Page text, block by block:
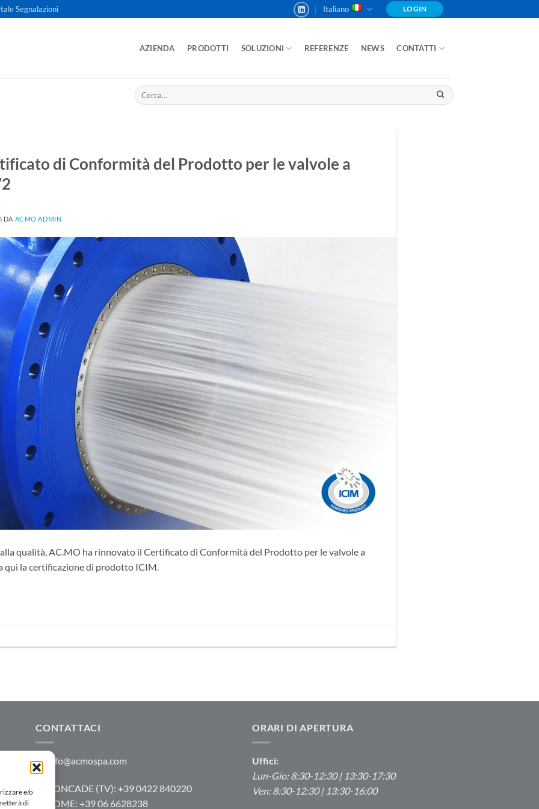
e/o
di
Segnalazioni Italiano LOGIN
AZIENDA PRODOTTI SOLUZIONI REFERENZE NEWS CONTATTI
Cerca:
di Conformità del Prodotto per le valvole a
DA ACMO ADMIN
qualità, AC.MO ha rinnovato il Certificato di Conformità del Prodotto per le valvole a
qui la certificazione di prodotto ICIM.
CONTATTACI
info@acmospa.com
RONCADE (TV): +39 0422 840220
ROME: +39 06 6628238
ORARI DI APERTURA
Uffici:
Lun-Gio: 8:30-12:30 | 13:30-17:30
Ven: 8:30-12:30 | 13:30-16:00